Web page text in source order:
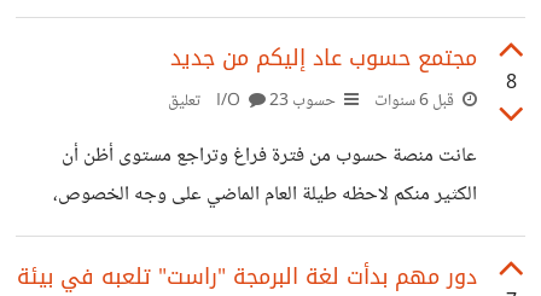
سكريبت بطبيعة الحال. وبقدر هذا الإنتشار والحضور الطاغي
تحضى هذه اللغة بانتقادات كبيرة تصل في بعض الأحيان إلى
التنمر واتهامها بأنها *لغة متخلفة لا مستقبل لها*! ولكن هل هذه
منتج تصدر المشهد لسنوات طويلة ؟ سأجيب على هذه الأسئلة
وغيرها في هذه التدوينة التي سأحاول الوقوف فيها
8
مجتمع حسوب عاد إليكم من جديد
قبل 6 سنوات حسوب I/O 23 تعليق
عانت منصة حسوب من فترة فراغ وتراجع مستوى أظن أن
الكثير منكم لاحظه طيلة العام الماضي على وجه الخصوص،
وذلك بعد انسحاب عدد من صناع المحتوى المحترمين الذين
كانوا يزينون أروقة هذه المنصة. ولكن في المدة الأخيرة لاحظت
دور مهم بدأت لغة البرمجة "راست" تلعبه في بيئة